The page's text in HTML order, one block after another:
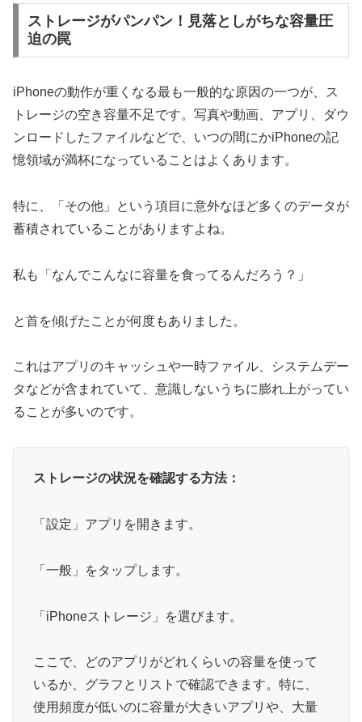
ストレージがパンパン！見落としがちな容量圧
迫の罠
iPhoneの動作が重くなる最も一般的な原因の一つが、ス
トレージの空き容量不足です。写真や動画、アプリ、ダウ
ンロードしたファイルなどで、いつの間にかiPhoneの記
憶領域が満杯になっていることはよくあります。
特に、「その他」という項目に意外なほど多くのデータが
蓄積されていることがありますよね。
私も「なんでこんなに容量を食ってるんだろう？」
と首を傾げたことが何度もありました。
これはアプリのキャッシュや一時ファイル、システムデー
タなどが含まれていて、意識しないうちに膨れ上がってい
ることが多いのです。
ストレージの状況を確認する方法：
「設定」アプリを開きます。
「一般」をタップします。
「iPhoneストレージ」を選びます。
ここで、どのアプリがどれくらいの容量を使って
いるか、グラフとリストで確認できます。特に、
使用頻度が低いのに容量が大きいアプリや、大量